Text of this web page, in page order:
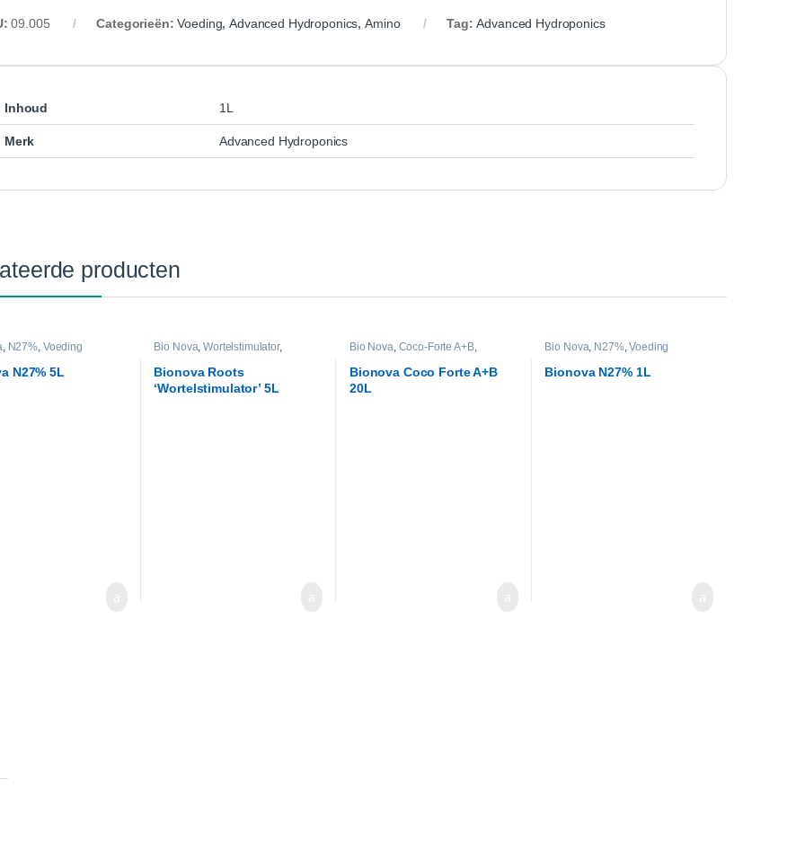
09.005 Categorieën:Voeding,Advanced Hydroponics,Amino Tag:Advanced Hydroponics
Inhoud 1L
Merk Advanced Hydroponics
producten
, N27%, Voeding
N27% 5L
Bio Nova,Wortelstimulator,
Bionova Roots
‘Wortelstimulator’ 5L
Bio Nova, Coco-Forte A+B,
Bionova Coco Forte A+B
20L
Bio Nova, N27%,Voeding
Bionova N27% 1L